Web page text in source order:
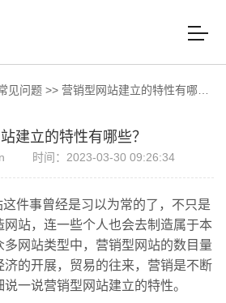
见问题 >> 营销型网站建立的特性有哪些？
建立的特性有哪些？
时间：2023-03-30 09:26:34
件事曾经是习以为常的了，不只是
站，连一些个人也会去制造属于本
多网站类型中，营销型网站的数目量
济的开展，贸易的往来，营销是不断
一说营销型网站建立的特性。